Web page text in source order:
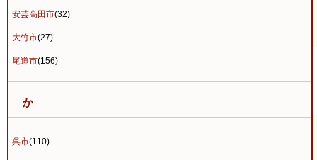
安芸高田市(32)
大竹市(27)
尾道市(156)
か
呉市(110)